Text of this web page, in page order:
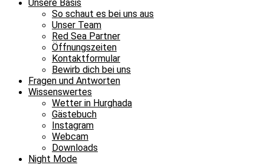
Unsere Basis
So schaut es bei uns aus
Unser Team
Red Sea Partner
Öffnungszeiten
Kontaktformular
Bewirb dich bei uns
Fragen und Antworten
Wissenswertes
Wetter in Hurghada
Gästebuch
Instagram
Webcam
Downloads
Night Mode